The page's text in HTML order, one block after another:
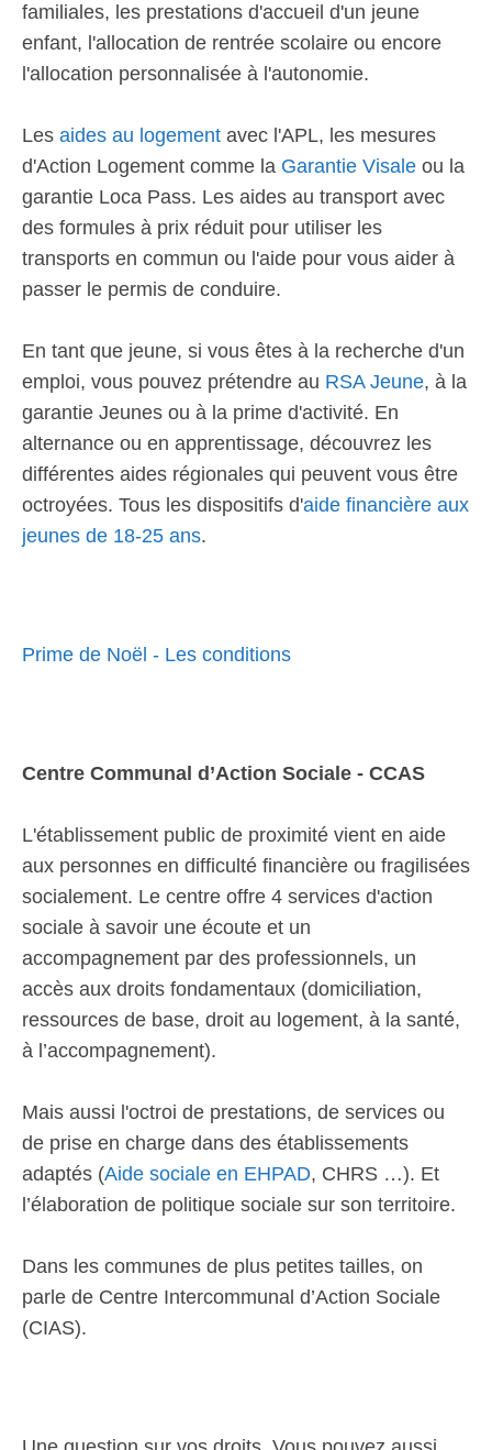
familiales, les prestations d'accueil d'un jeune
enfant, l'allocation de rentrée scolaire ou encore
l'allocation personnalisée à l'autonomie.
Les aides au logement avec l'APL, les mesures
d'Action Logement comme la Garantie Visale ou la
garantie Loca Pass. Les aides au transport avec
des formules à prix réduit pour utiliser les
transports en commun ou l'aide pour vous aider à
passer le permis de conduire.
En tant que jeune, si vous êtes à la recherche d'un
emploi, vous pouvez prétendre au RSA Jeune, à la
garantie Jeunes ou à la prime d'activité. En
alternance ou en apprentissage, découvrez les
différentes aides régionales qui peuvent vous être
octroyées. Tous les dispositifs d'aide financière aux
jeunes de 18-25 ans.
Prime de Noël - Les conditions
Centre Communal d’Action Sociale - CCAS
L'établissement public de proximité vient en aide
aux personnes en difficulté financière ou fragilisées
socialement. Le centre offre 4 services d'action
sociale à savoir une écoute et un
accompagnement par des professionnels, un
accès aux droits fondamentaux (domiciliation,
ressources de base, droit au logement, à la santé,
à l’accompagnement).
Mais aussi l'octroi de prestations, de services ou
de prise en charge dans des établissements
adaptés (Aide sociale en EHPAD, CHRS …). Et
l’élaboration de politique sociale sur son territoire.
Dans les communes de plus petites tailles, on
parle de Centre Intercommunal d’Action Sociale
(CIAS).